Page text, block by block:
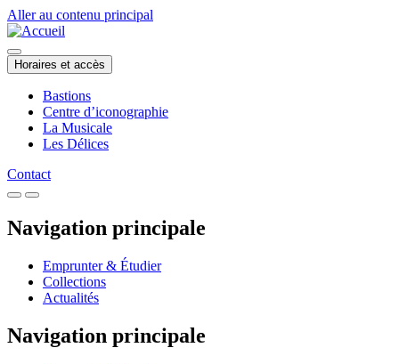
Aller au contenu principal
Horaires et accès
Bastions
Centre d’iconographie
La Musicale
Les Délices
Contact
Navigation principale
Emprunter & Étudier
Collections
Actualités
Navigation principale